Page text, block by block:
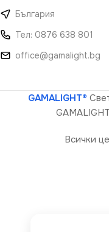
България
Тел: 0876 638 801
office@gamalight.bg
GAMALIGHT®
Всички